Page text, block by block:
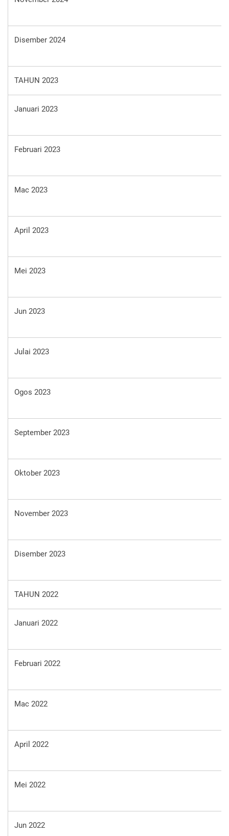
Disember 2024
TAHUN 2023
Januari 2023
Februari 2023
Mac 2023
April 2023
Mei 2023
Jun 2023
Julai 2023
Ogos 2023
September 2023
Oktober 2023
November 2023
Disember 2023
TAHUN 2022
Januari 2022
Februari 2022
Mac 2022
April 2022
Mei 2022
Jun 2022